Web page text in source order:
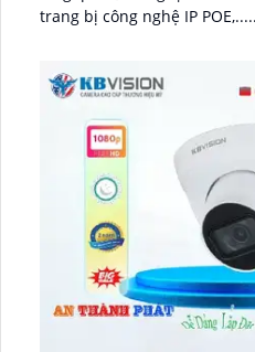
trang bị công nghệ IP